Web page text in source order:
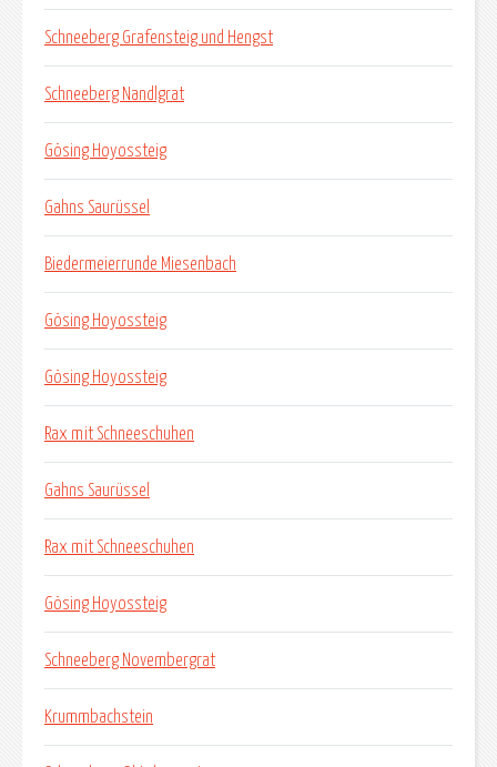
Schneeberg Grafensteig und Hengst
Schneeberg Nandlgrat
Gösing Hoyossteig
Gahns Saurüssel
Biedermeierrunde Miesenbach
Gösing Hoyossteig
Gösing Hoyossteig
Rax mit Schneeschuhen
Gahns Saurüssel
Rax mit Schneeschuhen
Gösing Hoyossteig
Schneeberg Novembergrat
Krummbachstein